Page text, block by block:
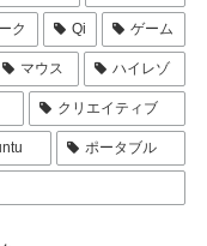
ク Qi ゲーム
マウス ハイレゾ
クリエイティブ
ポータブル